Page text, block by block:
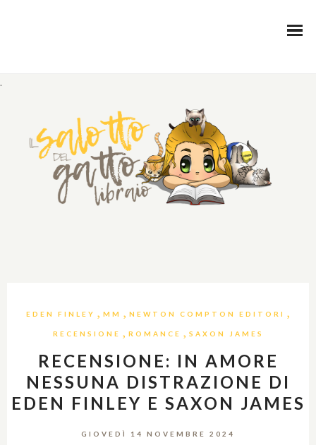
.
EDEN FINLEY , MM , NEWTON COMPTON EDITORI ,
RECENSIONE , ROMANCE , SAXON JAMES
RECENSIONE: IN AMORE
NESSUNA DISTRAZIONE DI
EDEN FINLEY E SAXON JAMES
GIOVEDÌ 14 NOVEMBRE 2024